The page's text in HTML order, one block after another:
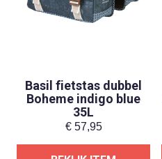
Basil fietstas dubbel
Boheme indigo blue
35L
€57,95